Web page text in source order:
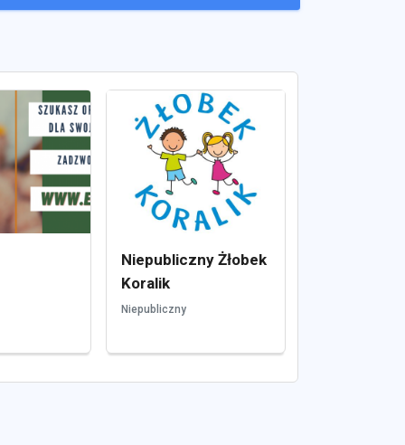
Niepubliczny Żłobek
Koralik
Niepubliczny